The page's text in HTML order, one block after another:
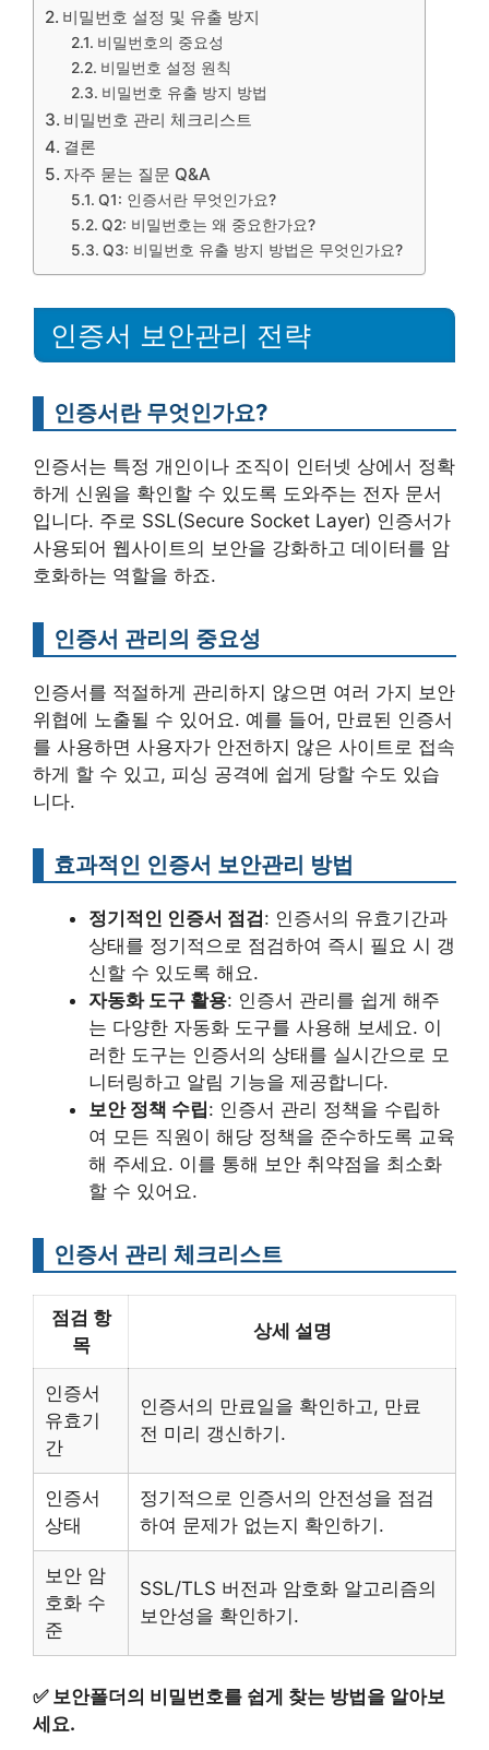
비밀번호 설정 및 유출 방지
비밀번호의 중요성
비밀번호 설정 원칙
비밀번호 유출 방지 방법
비밀번호 관리 체크리스트
결론
자주 묻는 질문 Q&A
Q1: 인증서란 무엇인가요?
Q2: 비밀번호는 왜 중요한가요?
Q3: 비밀번호 유출 방지 방법은 무엇인가요?
인증서 보안관리 전략
인증서란 무엇인가요?
인증서는 특정 개인이나 조직이 인터넷 상에서 정확
하게 신원을 확인할 수 있도록 도와주는 전자 문서
입니다. 주로 SSL(Secure Socket Layer) 인증서가
사용되어 웹사이트의 보안을 강화하고 데이터를 암
호화하는 역할을 하죠.
인증서 관리의 중요성
인증서를 적절하게 관리하지 않으면 여러 가지 보안
위협에 노출될 수 있어요. 예를 들어, 만료된 인증서
를 사용하면 사용자가 안전하지 않은 사이트로 접속
하게 할 수 있고, 피싱 공격에 쉽게 당할 수도 있습
니다.
효과적인 인증서 보안관리 방법
정기적인 인증서 점검: 인증서의 유효기간과
상태를 정기적으로 점검하여 즉시 필요 시 갱
신할 수 있도록 해요.
자동화 도구 활용: 인증서 관리를 쉽게 해주
는 다양한 자동화 도구를 사용해 보세요. 이
러한 도구는 인증서의 상태를 실시간으로 모
니터링하고 알림 기능을 제공합니다.
보안 정책 수립: 인증서 관리 정책을 수립하
여 모든 직원이 해당 정책을 준수하도록 교육
해 주세요. 이를 통해 보안 취약점을 최소화
할 수 있어요.
인증서 관리 체크리스트
점검 항
목
상세 설명
인증서
유효기
간
인증서의 만료일을 확인하고, 만료
전 미리 갱신하기.
인증서
상태
정기적으로 인증서의 안전성을 점검
하여 문제가 없는지 확인하기.
보안 암
호화 수
준
SSL/TLS 버전과 암호화 알고리즘의
보안성을 확인하기.
✅ 보안폴더의 비밀번호를 쉽게 찾는 방법을 알아보
세요.